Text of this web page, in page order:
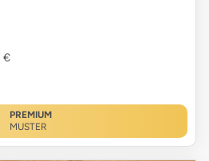
€
PREMIUM
MUSTER